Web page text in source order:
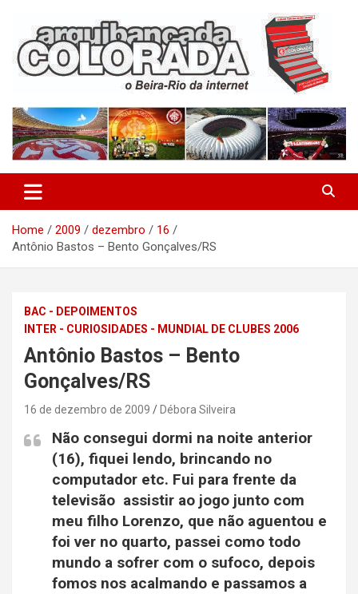
content
Arquibancada Colorada
Home 2009 dezembro
16
Antônio Bastos – Bento Gonçalves/RS
BAC - DEPOIMENTOS
INTER - CURIOSIDADES - MUNDIAL DE CLUBES 2006
Antônio Bastos – Bento
Gonçalves/RS
16 de dezembro de 2009 Débora Silveira
Não consegui dormi na noite anterior
(16), fiquei lendo, brincando no
computador etc. Fui para frente da
televisão assistir ao jogo junto com
meu filho Lorenzo, que não aguentou e
foi ver no quarto, passei como todo
mundo a sofrer com o sufoco, depois
fomos nos acalmando e passamos a